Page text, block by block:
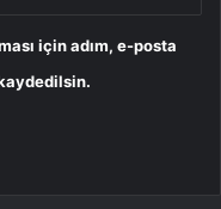
için adım, e-posta